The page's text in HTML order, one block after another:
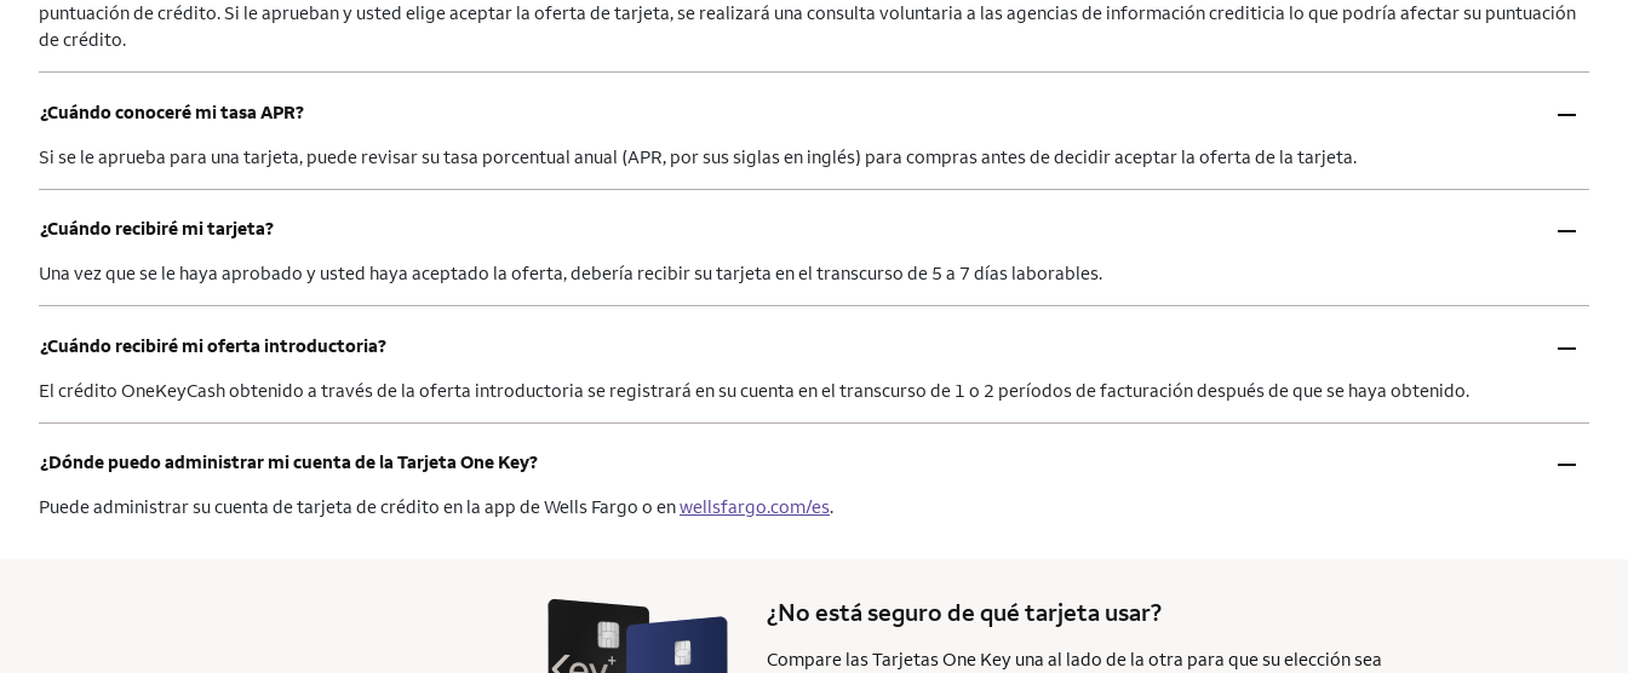
puntuación de crédito. Si le aprueban y usted elige aceptar la oferta de tarjeta, se realizará una consulta voluntaria a las agencias de información crediticia lo que podría afectar su puntuación
de crédito.
¿Cuándo conoceré mi tasa APR? –
Si se le aprueba para una tarjeta, puede revisar su tasa porcentual anual (APR, por sus siglas en inglés) para compras antes de decidir aceptar la oferta de la tarjeta.
¿Cuándo recibiré mi tarjeta? –
Una vez que se le haya aprobado y usted haya aceptado la oferta, debería recibir su tarjeta en el transcurso de 5 a 7 días laborables.
¿Cuándo recibiré mi oferta introductoria? –
El crédito OneKeyCash obtenido a través de la oferta introductoria se registrará en su cuenta en el transcurso de 1 o 2 períodos de facturación después de que se haya obtenido.
¿Dónde puedo administrar mi cuenta de la Tarjeta One Key? –
Puede administrar su cuenta de tarjeta de crédito en la app de Wells Fargo o enwellsfargo.com/es.
¿No está seguro de qué tarjeta usar?
Compare las Tarjetas One Key una al lado de la otra para que su elección sea